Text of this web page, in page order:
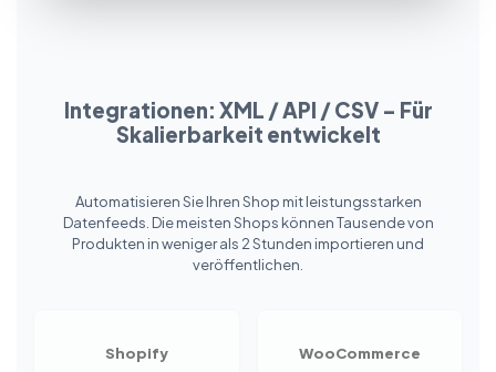
Integrationen: XML / API / CSV – Für
Skalierbarkeit entwickelt
Automatisieren Sie Ihren Shop mit leistungsstarken
Datenfeeds. Die meisten Shops können Tausende von
Produkten in weniger als 2 Stunden importieren und
veröffentlichen.
Shopify WooCommerce